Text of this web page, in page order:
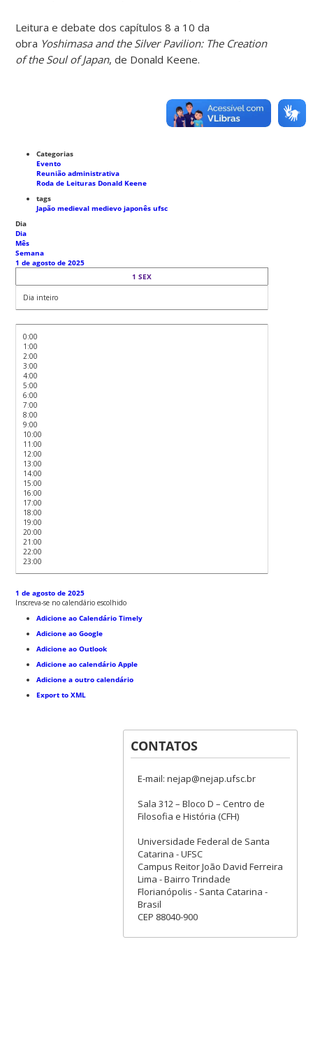
Leitura e debate dos capítulos 8 a 10 da
obra Yoshimasa and the Silver Pavilion: The Creation
of the Soul of Japan, de Donald Keene.
Categorias
Evento
Reunião administrativa
Roda de Leituras Donald Keene
tags
Japão medievalmedievo japonêsufsc
Dia
Dia
Mês
Semana
1 de agosto de 2025
1 SEX
Dia inteiro
0:00
1:00
2:00
3:00
4:00
5:00
6:00
7:00
8:00
9:00
10:00
11:00
12:00
13:00
14:00
15:00
16:00
17:00
18:00
19:00
20:00
21:00
22:00
23:00
1 de agosto de 2025
Inscreva-se no calendário escolhido
Adicione ao Calendário Timely
Adicione ao Google
Adicione ao Outlook
Adicione ao calendário Apple
Adicione a outro calendário
Export to XML
CONTATOS
E-mail: nejap@nejap.ufsc.br
Sala 312 – Bloco D – Centro de
Filosofia e História (CFH)
Universidade Federal de Santa
Catarina - UFSC
Campus Reitor João David Ferreira
Lima - Bairro Trindade
Florianópolis - Santa Catarina -
Brasil
CEP 88040-900